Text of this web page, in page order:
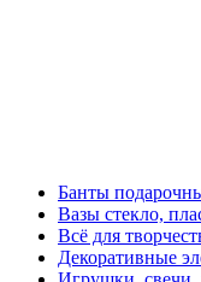
Банты
Вазы стекло,
Всё для
Декоративные